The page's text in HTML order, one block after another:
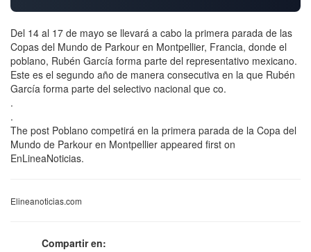
Del 14 al 17 de mayo se llevará a cabo la primera parada de las
Copas del Mundo de Parkour en Montpellier, Francia, donde el
poblano, Rubén García forma parte del representativo mexicano.
Este es el segundo año de manera consecutiva en la que Rubén
García forma parte del selectivo nacional que co.
.
.
The post Poblano competirá en la primera parada de la Copa del
Mundo de Parkour en Montpellier appeared first on
EnLineaNoticias.
Elineanoticias.com
Compartir en: